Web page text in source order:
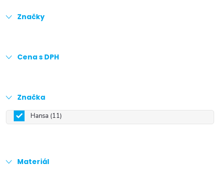
Značky
Cena s DPH
Značka
Hansa 11
Materiál